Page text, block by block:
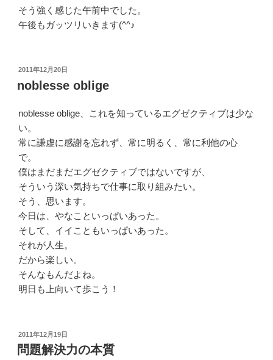
そう強く感じた午前中でした。
午後もガッツリいきます(^^♪
投
日:
2011年12月20日
noblesse oblige
noblesse oblige、これを知っているエグゼクティブは少な
い。
常に謙虚に感謝を忘れず、常に明るく、常に利他の心
で。
僕はまだまだエグゼクティブではないですが、
そういう深い気持ちで仕事に取り組みたい。
そう、思います。
今日は、やなこといっぱいあった。
そして、イイこともいっぱいあった。
それが人生。
だから楽しい。
そんなもんだよね。
明日も上向いて歩こう！
投
稿
日:
2011年12月19日
問題解決力の本質